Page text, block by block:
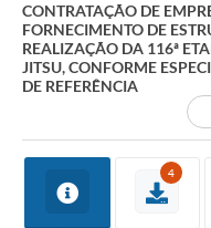
CONTRATAÇÃO DE
FORNECIMENTO DE
REALIZAÇÃO DA 116ª
JITSU, CONFORME
DE REFERÊNCIA
4